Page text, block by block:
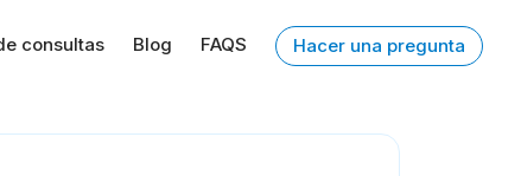
consultas Blog FAQS Hacer una pregunta